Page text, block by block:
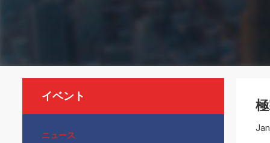
イベント
ニュース